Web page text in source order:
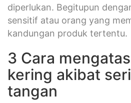
diperlukan. Begitupun
sensitif atau orang yang
kandungan produk tertentu.
3 Cara
kering akibat
tangan